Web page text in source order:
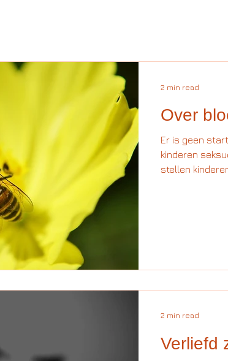
Over
Er is geen
kinderen
stellen kinderen
2 min read
Verliefd
2 min read